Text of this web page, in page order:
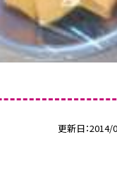
更新日 2014/